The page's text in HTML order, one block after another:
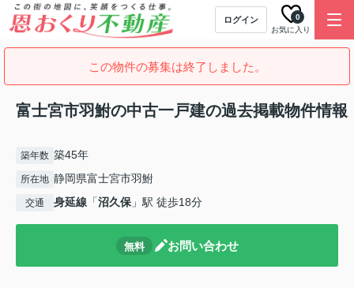
ログイン
お気に入り
0
この物件の募集は終了しました。
富士宮市羽鮒の中古一戸建の過去掲載物件情報
築年数 築45年
所在地 静岡県富士宮市羽鮒
交通 身延線 「沼久保 」駅 徒歩18分
無料 お問い合わせ